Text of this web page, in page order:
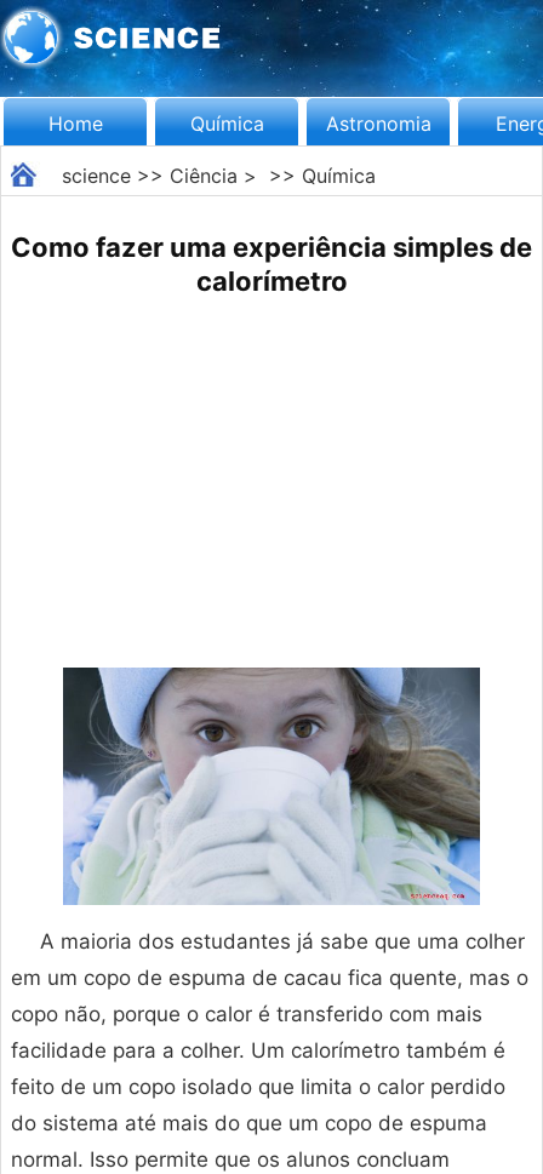
Home Química Astronomia
science>> Ciência > >> Química
Como fazer uma experiência simples de
calorímetro
A maioria dos estudantes já sabe que uma colher
em um copo de espuma de cacau fica quente, mas o
copo não, porque o calor é transferido com mais
facilidade para a colher. Um calorímetro também é
feito de um copo isolado que limita o calor perdido
do sistema até mais do que um copo de espuma
normal. Isso permite que os alunos concluam